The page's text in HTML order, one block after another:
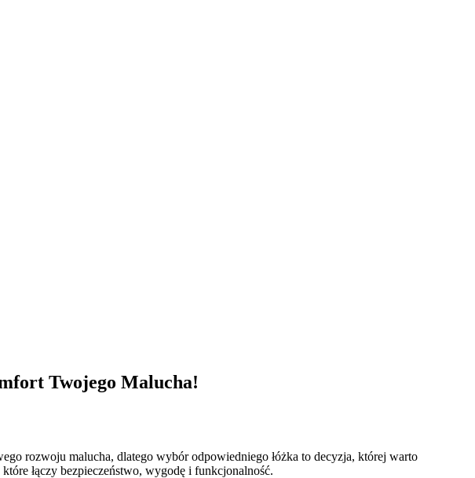
Twojego Malucha!
rozwoju malucha, dlatego wybór odpowiedniego łóżka to decyzja, której warto
łączy bezpieczeństwo, wygodę i funkcjonalność.